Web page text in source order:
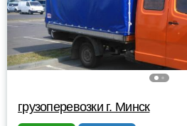
грузоперевозки г. Минск